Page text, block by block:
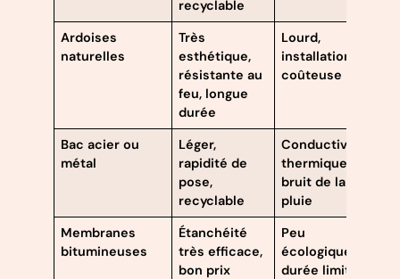
recyclable
Ardoises
naturelles
Très
esthétique,
résistante au
feu, longue
durée
Lourd,
installation
coûteuse
Bac acier ou
métal
Léger,
rapidité de
pose,
recyclable
Conductivité
thermique,
bruit de la
pluie
Membranes
bitumineuses
Étanchéité
très efficace,
bon prix
Peu
écologique,
durée limitée